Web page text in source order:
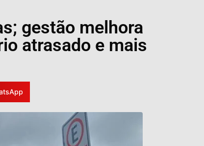
gestão melhora
atrasado e mais